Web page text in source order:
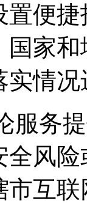
便
国家
情
服务
全风
市互